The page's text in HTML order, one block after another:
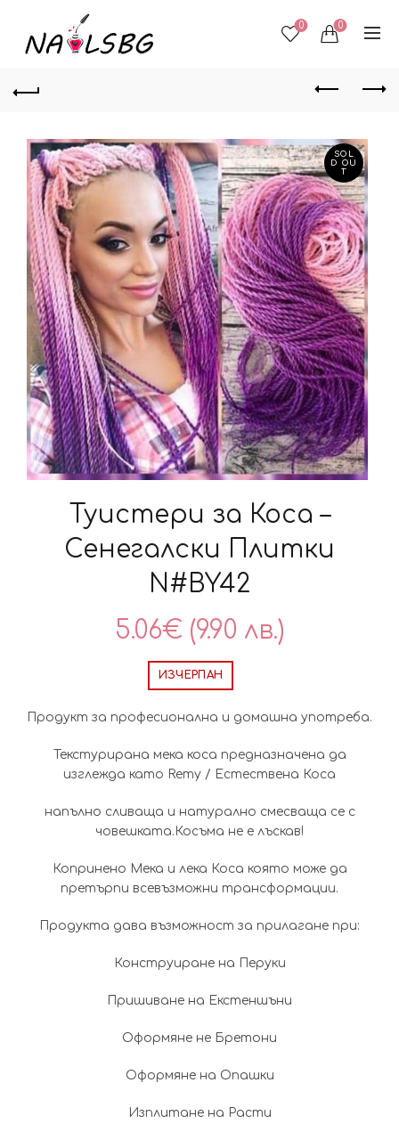
0 0
SOL
D OU
T
Туистери за Коса –
Сенегалски Плитки
N#BY42
5.06€ (9.90 лв.)
ИЗЧЕРПАН
Продукт за професионална и домашна употреба.
Текстурирана мека коса предназначена да
изглежда като Remy / Естествена Коса
напълно сливаща и натурално смесваща се с
човешката.Косъма не е лъскав!
Копринено Мека и лека Коса която може да
претърпи всевъзможни трансформации.
Продукта дава възможност за прилагане при:
Конструиране на Перуки
Пришиване на Екстеншъни
Оформяне не Бретони
Оформяне на Опашки
Изплитане на Расти